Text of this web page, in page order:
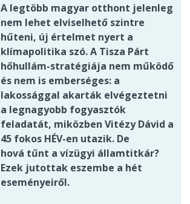
A legtöbb magyar otthont jelenleg
nem lehet elviselhető szintre
hűteni, új értelmet nyert a
klímapolitika szó. A Tisza Párt
hőhullám-stratégiája nem működő
és nem is emberséges: a
lakossággal akarták elvégeztetni
a legnagyobb fogyasztók
feladatát, miközben Vitézy Dávid a
45 fokos HÉV-en utazik. De
hová tűnt a vízügyi államtitkár?
Ezek jutottak eszembe a hét
eseményeiről.